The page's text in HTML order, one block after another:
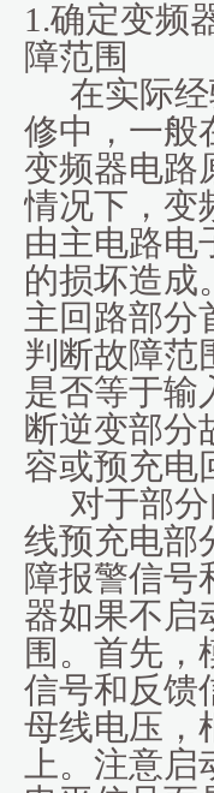
1.确定变频
障范围
在实际
修中，一般
变频器电路
情况下，变
由主电路电
的损坏造成
主回路部分
判断故障范
是否等于输
断逆变部分
容或预充电
对于部
线预充电部
障报警信号
器如果不启
围。首先，
信号和反馈
母线电压，
上。注意